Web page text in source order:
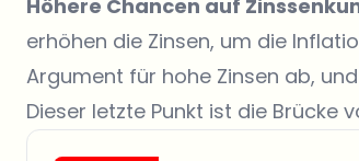
Höhere Chancen auf
erhöhen die Zinsen, um die
Argument für hohe Zinsen ab,
Dieser letzte Punkt ist die Brücke